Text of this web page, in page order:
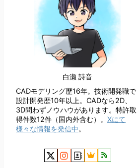
白瀬 詩音
CADモデリング歴16年。技術開発職で
設計開発歴10年以上。CADなら2D、
3D問わずノウハウがあります。特許取
得件数12件（国内外含む）。 Xにて
様々な情報を発信中 。